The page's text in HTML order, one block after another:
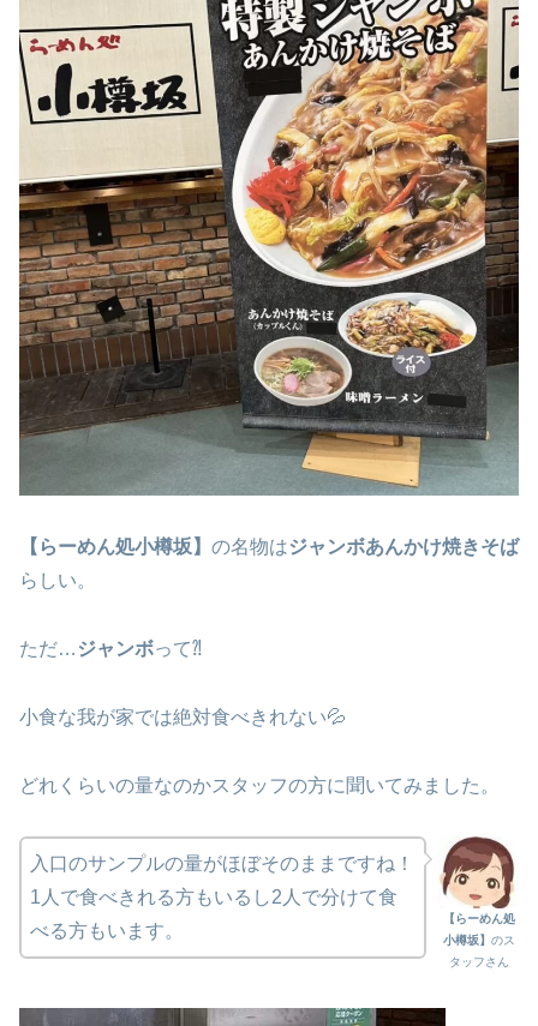
【らーめん処小樽坂】 の名物はジャンボあんかけ焼きそば
らしい。
ただ… ジャンボって⁈
小食な我が家では絶対食べきれない💦
どれくらいの量なのかスタッフの方に聞いてみました。
【らーめん処
小樽坂】 のス
タッフさん
入口のサンプルの量がほぼそのままですね！
1人で食べきれる方もいるし2人で分けて食
べる方もいます。